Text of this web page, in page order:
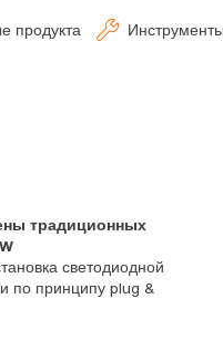
продукта Инструменты
традиционных
светодиодной
по принципу plug &